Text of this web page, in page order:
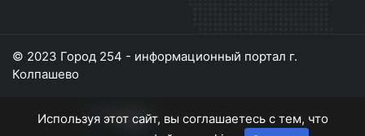
© 2023 Город 254 - информационный портал г.
Колпашево
Используя этот сайт, вы соглашаетесь с тем, что